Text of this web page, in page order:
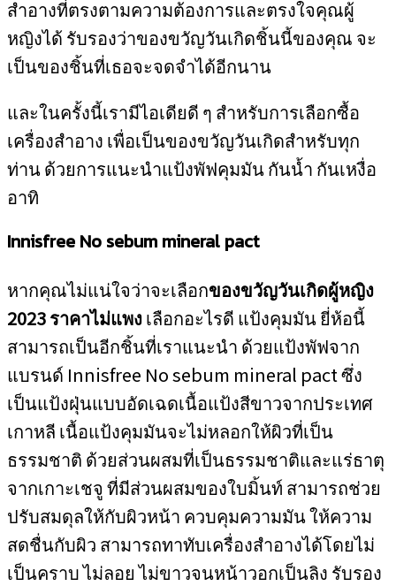
สำอางที่ตรงตามความต้องการและตรงใจคุณผู้
หญิงได้ รับรองว่าของขวัญวันเกิดชิ้นนี้ของคุณ จะ
เป็นของชิ้นที่เธอจะจดจำได้อีกนาน
และในครั้งนี้เรามีไอเดียดี ๆ สำหรับการเลือกซื้อ
เครื่องสำอาง เพื่อเป็นของขวัญวันเกิดสำหรับทุก
ท่าน ด้วยการแนะนำแป้งพัฟคุมมัน กันน้ำ กันเหงื่อ
อาทิ
Innisfree No sebum mineral pact
หากคุณไม่แน่ใจว่าจะเลือกของขวัญวันเกิดผู้หญิง
2023 ราคาไม่แพงเลือกอะไรดี แป้งคุมมัน ยี่ห้อนี้
สามารถเป็นอีกชิ้นที่เราแนะนำ ด้วยแป้งพัฟจาก
แบรนด์ Innisfree No sebum mineral pact ซึ่ง
เป็นแป้งฝุ่นแบบอัดเฉดเนื้อแป้งสีขาวจากประเทศ
เกาหลี เนื้อแป้งคุมมันจะไม่หลอกให้ผิวที่เป็น
ธรรมชาติ ด้วยส่วนผสมที่เป็นธรรมชาติและแร่ธาตุ
จากเกาะเชจู ที่มีส่วนผสมของใบมิ้นท์ สามารถช่วย
ปรับสมดุลให้กับผิวหน้า ควบคุมความมัน ให้ความ
สดชื่นกับผิว สามารถทาทับเครื่องสำอางได้โดยไม่
เป็นคราบ ไม่ลอย ไม่ขาวจนหน้าวอกเป็นลิง รับรอง